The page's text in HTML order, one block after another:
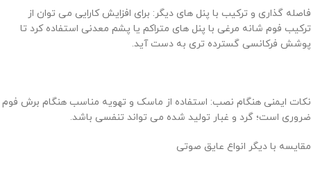
فاصله گذاری و ترکیب با پنل های دیگر: برای افزایش کارایی می توان از
ترکیب فوم شانه مرغی با پنل های متراکم یا پشم معدنی استفاده کرد تا
پوشش فرکانسی گسترده تری به دست آید.
نکات ایمنی هنگام نصب: استفاده از ماسک و تهویه مناسب هنگام برش فوم
ضروری است؛ گرد و غبار تولید شده می تواند تنفسی باشد.
مقایسه با دیگر انواع عایق صوتی